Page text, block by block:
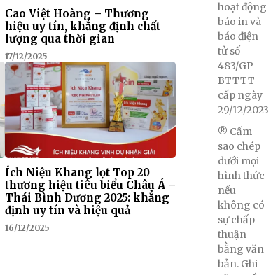
Cao Việt Hoàng – Thương
hiệu uy tín, khẳng định chất
lượng qua thời gian
17/12/2025
Ích Niệu Khang lọt Top 20
thương hiệu tiêu biểu Châu Á –
Thái Bình Dương 2025: khẳng
định uy tín và hiệu quả
16/12/2025
hoạt động
báo in và
báo điện
tử số
483/GP-
BTTTT
cấp ngày
29/12/2023
® Cấm
sao chép
dưới mọi
hình thức
nếu
không có
sự chấp
thuận
bằng văn
bản. Ghi